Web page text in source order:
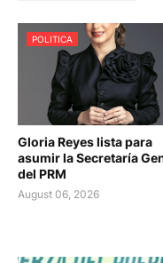
POLITICA
Gloria Reyes lista para
asumir la Secretaría
del PRM
August 06, 2026